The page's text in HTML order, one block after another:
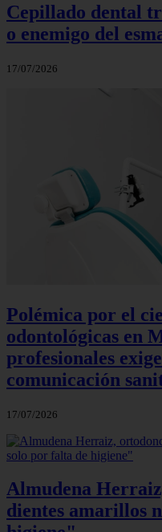
Cepillado dental
o enemigo del
17/07/2026
Polémica por el
odontológicas en
profesionales
comunicación
17/07/2026
Almudena
dientes amarillos